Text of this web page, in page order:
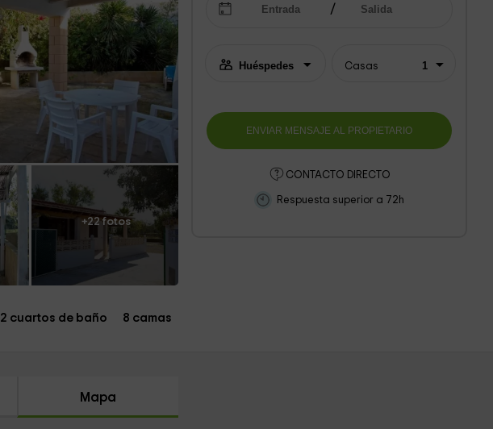
+22 fotos
Casas
CONTACTO DIRECTO
Respuesta superior a 72h
2 cuartos de baño 8 camas
Mapa